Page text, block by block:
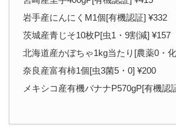
岩手産にんにくM1個[有機認証] ¥332
茨城産青じそ10枚P[虫1・9割減] ¥157
北海道産かぼちゃ1kg当たり[農薬0・
奈良産富有柿1個[虫3菌5・0] ¥200
メキシコ産有機バナナP570gP[有機認